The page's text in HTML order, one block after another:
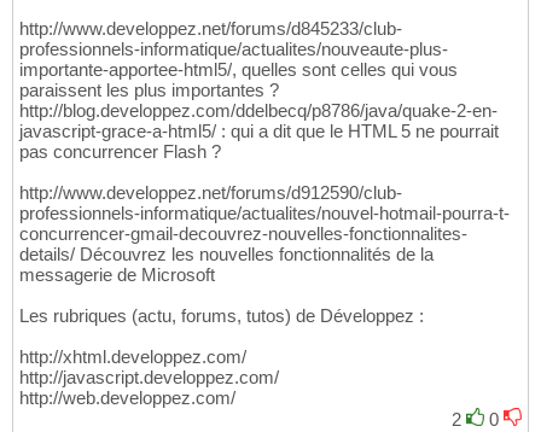
http://www.developpez.net/forums/d845233/club-
professionnels-informatique/actualites/nouveaute-plus-
importante-apportee-html5/, quelles sont celles qui vous
paraissent les plus importantes ?
http://blog.developpez.com/ddelbecq/p8786/java/quake-2-en-
javascript-grace-a-html5/ : qui a dit que le HTML 5 ne pourrait
pas concurrencer Flash ?
http://www.developpez.net/forums/d912590/club-
professionnels-informatique/actualites/nouvel-hotmail-pourra-t-
concurrencer-gmail-decouvrez-nouvelles-fonctionnalites-
details/ Découvrez les nouvelles fonctionnalités de la
messagerie de Microsoft
Les rubriques (actu, forums, tutos) de Développez :
http://xhtml.developpez.com/
http://javascript.developpez.com/
http://web.developpez.com/
2
0